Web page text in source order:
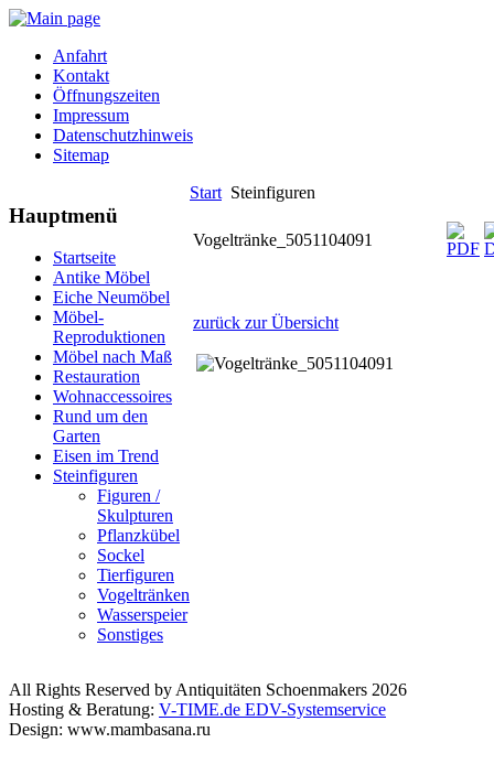
Anfahrt
Kontakt
Öffnungszeiten
Impressum
Datenschutzhinweis
Sitemap
Hauptmenü
Startseite
Antike Möbel
Eiche Neumöbel
Möbel-
Reproduktionen
Möbel nach Maß
Restauration
Wohnaccessoires
Rund um den
Garten
Eisen im Trend
Steinfiguren
Figuren /
Skulpturen
Pflanzkübel
Sockel
Tierfiguren
Vogeltränken
Wasserspeier
Sonstiges
Start Steinfiguren
Vogeltränke_5051104091
zurück zur Übersicht
All Rights Reserved by Antiquitäten Schoenmakers 2026
Hosting & Beratung: V-TIME.de EDV-Systemservice
Design: www.mambasana.ru